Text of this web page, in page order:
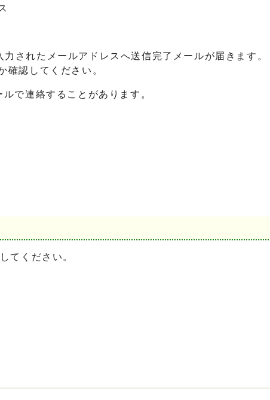
力されたメールアドレスへ送信完了メールが届きます。
認してください。
で連絡することがあります。
てください。